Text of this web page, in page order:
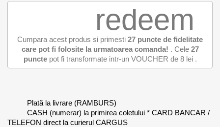
redeem
Cumpara acest produs si primesti 27 puncte de fidelitate
care pot fi folosite la urmatoarea comanda! . Cele 27
punctepot fi transformate intr-un VOUCHER de 8 lei.
Plată la livrare (RAMBURS)
CASH (numerar) la primirea coletului * CARD BANCAR /
TELEFON direct la curierul CARGUS